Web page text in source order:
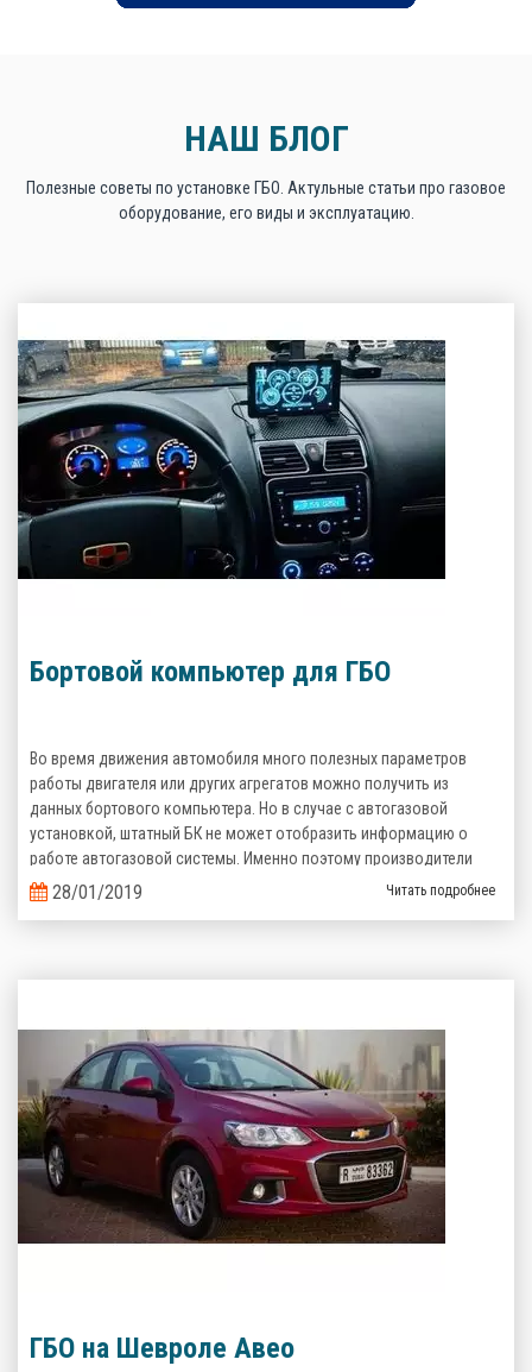
НАШ БЛОГ
Полезные советы по установке ГБО. Актульные статьи про газовое
оборудование, его виды и эксплуатацию.
Бортовой компьютер для ГБО
Во время движения автомобиля много полезных параметров
работы двигателя или других агрегатов можно получить из
данных бортового компьютера. Но в случае с автогазовой
установкой, штатный БК не может отобразить информацию о
работе автогазовой системы. Именно поэтому производители
газобаллонного оборудования предлагают альтернативные
варианты.
28/01/2019 Читать подробнее
ГБО на Шевроле Авео